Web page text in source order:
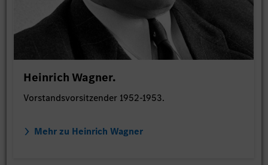
Heinrich Wagner.
Vorstandsvorsitzender 1952-1953.
Mehr zu Heinrich Wagner